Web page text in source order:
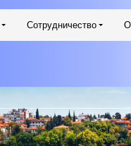
Сотрудничество